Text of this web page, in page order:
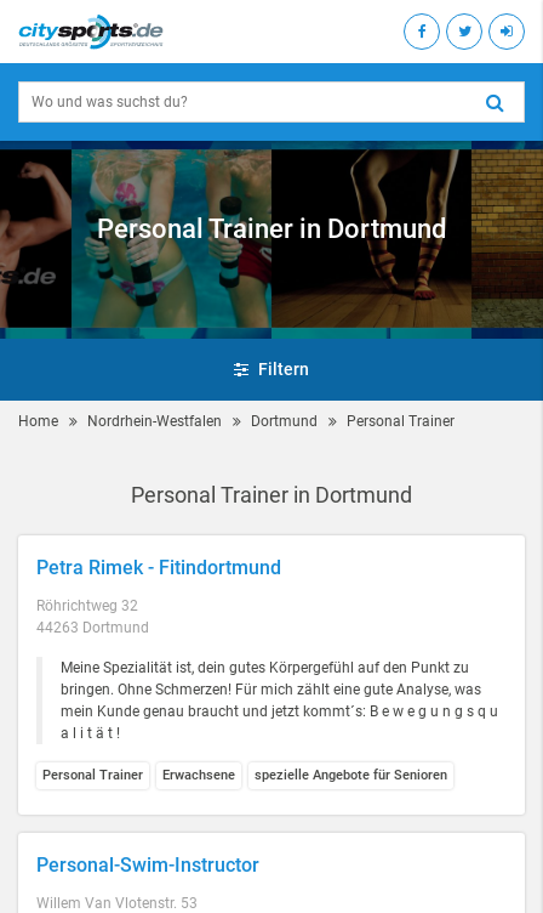
Personal Trainer in Dortmund
Filtern
Home Nordrhein-Westfalen Dortmund Personal Trainer
Personal Trainer in Dortmund
Petra Rimek - Fitindortmund
Röhrichtweg 32
44263 Dortmund
Meine Spezialität ist, dein gutes Körpergefühl auf den Punkt zu
bringen. Ohne Schmerzen! Für mich zählt eine gute Analyse, was
mein Kunde genau braucht und jetzt kommt´s: B e w e g u n g s q u
a l i t ä t !
Personal Trainer Erwachsene spezielle Angebote für Senioren
Personal-Swim-Instructor
Willem Van Vlotenstr. 53